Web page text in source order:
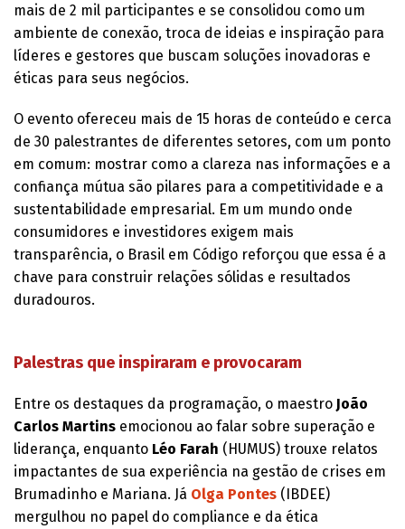
mais de 2 mil participantes e se consolidou como um
ambiente de conexão, troca de ideias e inspiração para
líderes e gestores que buscam soluções inovadoras e
éticas para seus negócios.
O evento ofereceu mais de 15 horas de conteúdo e cerca
de 30 palestrantes de diferentes setores, com um ponto
em comum: mostrar como a clareza nas informações e a
confiança mútua são pilares para a competitividade e a
sustentabilidade empresarial. Em um mundo onde
consumidores e investidores exigem mais
transparência, o Brasil em Código reforçou que essa é a
chave para construir relações sólidas e resultados
duradouros.
Palestras que inspiraram e provocaram
Entre os destaques da programação, o maestro João
Carlos Martins emocionou ao falar sobre superação e
liderança, enquanto Léo Farah (HUMUS) trouxe relatos
impactantes de sua experiência na gestão de crises em
Brumadinho e Mariana. Já Olga Pontes (IBDEE)
mergulhou no papel do compliance e da ética